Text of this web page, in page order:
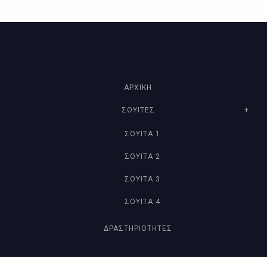
ΑΡΧΙΚΗ
ΣΟΥΊΤΕΣ
ΣΟΥΊΤΑ 1
ΣΟΥΊΤΑ 2
ΣΟΥΊΤΑ 3
ΣΟΥΊΤΑ 4
ΔΡΑΣΤΗΡΙΌΤΗΤΕΣ